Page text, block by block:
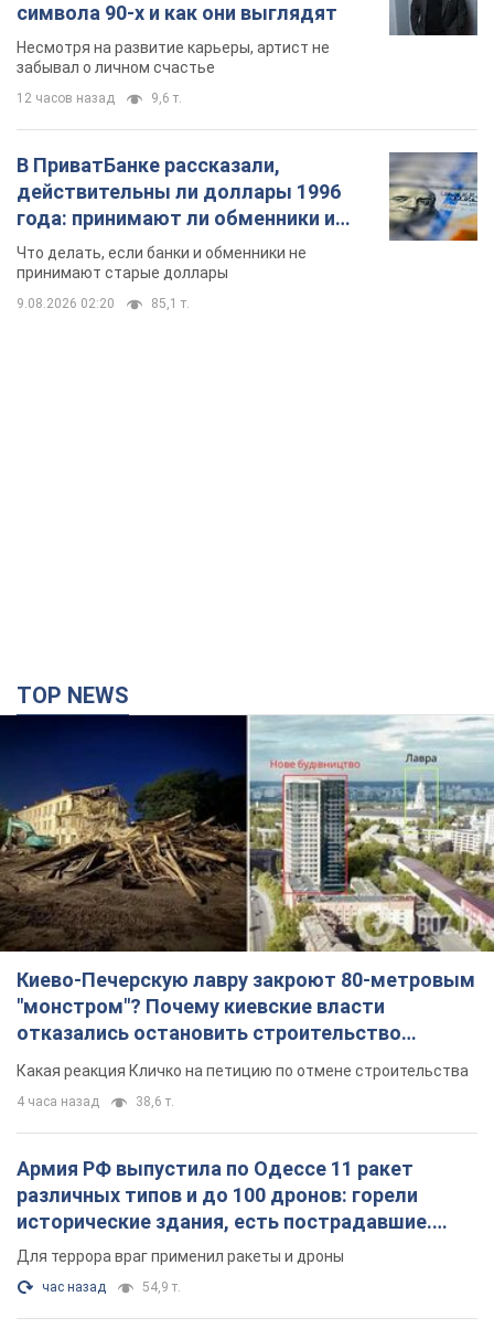
символа 90-х и как они выглядят
Несмотря на развитие карьеры, артист не
забывал о личном счастье
12 часов назад 9,6 т.
В ПриватБанке рассказали,
действительны ли доллары 1996
года: принимают ли обменники и
банки такие купюры
Что делать, если банки и обменники не
принимают старые доллары
9.08.2026 02:20 85,1 т.
TOP NEWS
Киево-Печерскую лавру закроют 80-метровым
"монстром"? Почему киевские власти
отказались остановить строительство
небоскреба "московского верующего"
Какая реакция Кличко на петицию по отмене строительства
4 часа назад 38,6 т.
Армия РФ выпустила по Одессе 11 ракет
различных типов и до 100 дронов: горели
исторические здания, есть пострадавшие.
Фото и видео
Для террора враг применил ракеты и дроны
час назад 54,9 т.